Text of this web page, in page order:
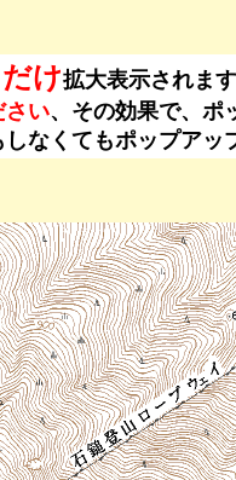
け拡大表示されます
さい、その効果で、ポ
なくてもポップアッ